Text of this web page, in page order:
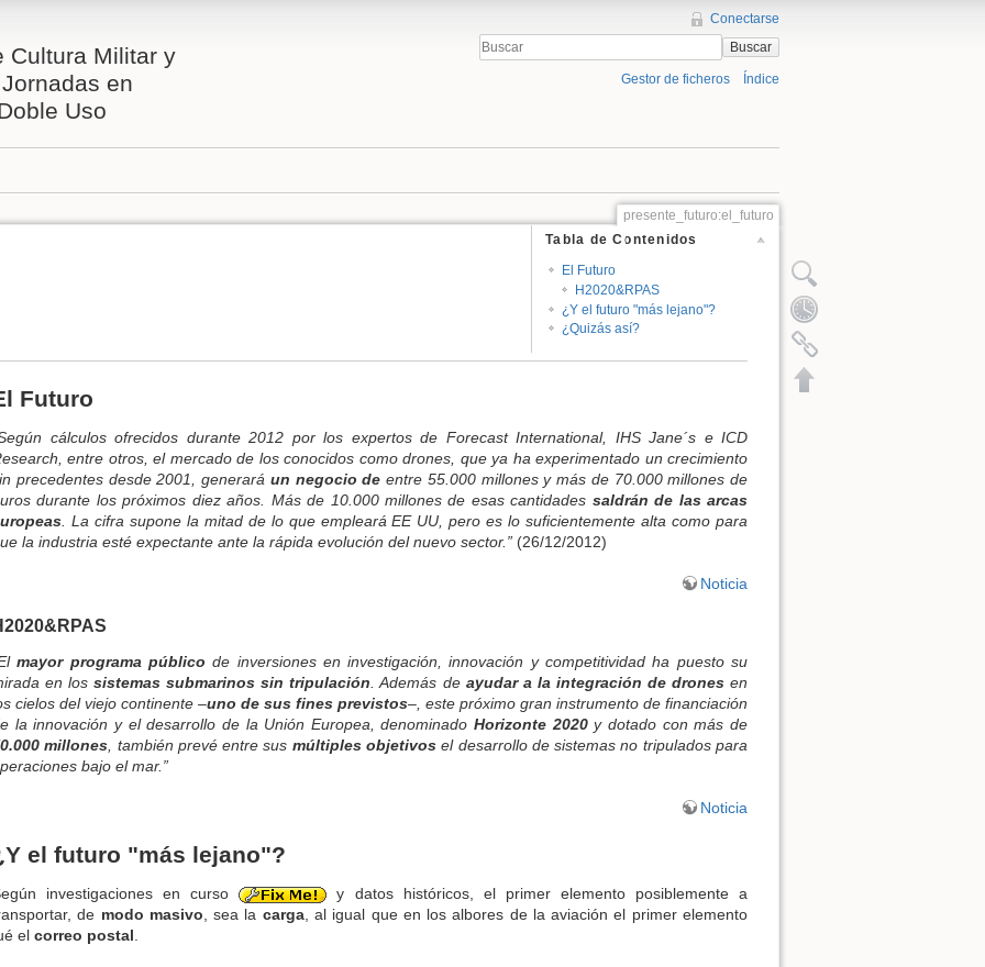
Cultura Militar y
en
Uso
Conectarse
Buscar
Gestor de ficheros Índice
presente_futuro:el_futuro
Tabla de Contenidos
El Futuro
H2020&RPAS
¿Y el futuro "más lejano"?
¿Quizás así?
Futuro
cálculos ofrecidos durante 2012 por los expertos de Forecast International, IHS Jane´s e ICD
entre otros, el mercado de los conocidos como drones, que ya ha experimentado un crecimiento
precedentes desde 2001, generará un negocio de entre 55.000 millones y más de 70.000 millones de
durante los próximos diez años. Más de 10.000 millones de esas cantidades saldrán de las arcas
. La cifra supone la mitad de lo que empleará EE UU, pero es lo suficientemente alta como para
la industria esté expectante ante la rápida evolución del nuevo sector.” (26/12/2012)
Noticia
mayor programa público de inversiones en investigación, innovación y competitividad ha puesto su
en lossistemas submarinos sin tripulación . Además de ayudar a la integración de dronesen
cielos del viejo continente –uno de sus fines previstos–, este próximo gran instrumento de financiación
la innovación y el desarrollo de la Unión Europea, denominadoHorizonte 2020y dotado con más de
millones , también prevé entre sus múltiples objetivos el desarrollo de sistemas no tripulados para
bajo el mar.”
Noticia
el futuro "más lejano"?
investigaciones en curso
y datos históricos, el primer elemento posiblemente a
de modo masivo , sea la carga, al igual que en los albores de la aviación el primer elemento
el correo postal